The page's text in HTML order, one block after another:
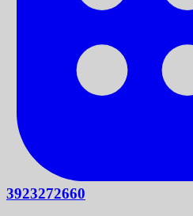
3923272660